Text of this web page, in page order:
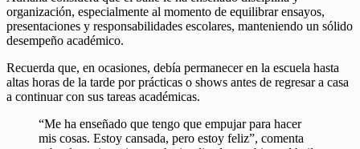
organización, especialmente al momento de equilibrar ensayos,
presentaciones y responsabilidades escolares, manteniendo un sólido
desempeño académico.
Recuerda que, en ocasiones, debía permanecer en la escuela hasta
altas horas de la tarde por prácticas o shows antes de regresar a casa
a continuar con sus tareas académicas.
“Me ha enseñado que tengo que empujar para hacer
mis cosas. Estoy cansada, pero estoy feliz”, comenta